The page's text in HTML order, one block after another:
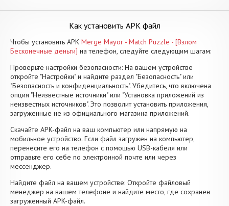
Как установить APK файл
Чтобы установить APK Merge Mayor - Match Puzzle - [Взлом
Бесконечные деньги] на телефон, следуйте следующим шагам:
Проверьте настройки безопасности: На вашем устройстве
откройте "Настройки" и найдите раздел "Безопасность" или
"Безопасность и конфиденциальность". Убедитесь, что включена
опция "Неизвестные источники" или "Установка приложений из
неизвестных источников". Это позволит установить приложения,
загруженные не из официального магазина приложений.
Скачайте APK-файл на ваш компьютер или напрямую на
мобильное устройство. Если файл загружен на компьютер,
перенесите его на телефон с помощью USB-кабеля или
отправьте его себе по электронной почте или через
мессенджер.
Найдите файл на вашем устройстве: Откройте файловый
менеджер на вашем телефоне и найдите место, где сохранен
загруженный APK-файл.